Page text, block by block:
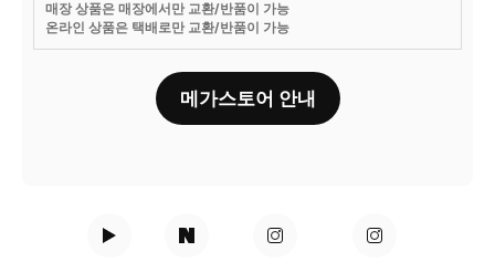
매장 상품은 매장에서만 교환/반품이 가능
온라인 상품은 택배로만 교환/반품이 가능
메가스토어 안내